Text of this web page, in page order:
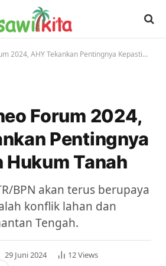
AHY Tekankan Pentingnya Kepastian Hukum Tanah
Forum 2024,
Pentingnya
Hukum Tanah
BPN akan terus berupaya
konflik lahan dan
Tengah.
29 Juni 2024 12Views